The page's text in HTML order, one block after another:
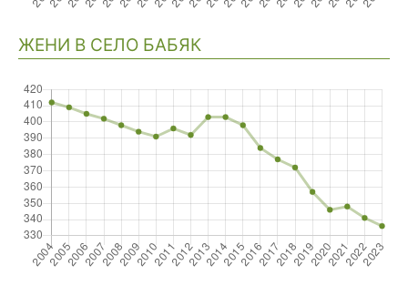
ЖЕНИ В СЕЛО БАБЯК